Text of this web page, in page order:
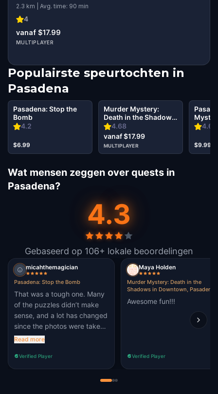
2.3 km | Avg. time: 90 min
4
vanaf $17.99
MULTIPLAYER
Populairste speurtochten in
Pasadena
4.2
Pasadena: Stop the
Bomb
$6.99
4.68
Murder Mystery:
Death in the Shadows
in Downtown,
Pasadena
vanaf $17.99
MULTIPLAYER
4.67
Secret
$9.99
Wat mensen zeggen over quests in
Pasadena?
4.3
Gebaseerd op 106+ lokale beoordelingen
micahthemagician
Pasadena: Stop the Bomb
That was a tough one. Many
of the puzzles didn’t make
sense, and a lot has changed
since the photos were taken.
But I’m still glad I did it.
Read more
Verified Player
Maya Holden
Murder Mystery: Death in the
Shadows in Downtown, Pasadena
Awesome fun!!!
Verified Player